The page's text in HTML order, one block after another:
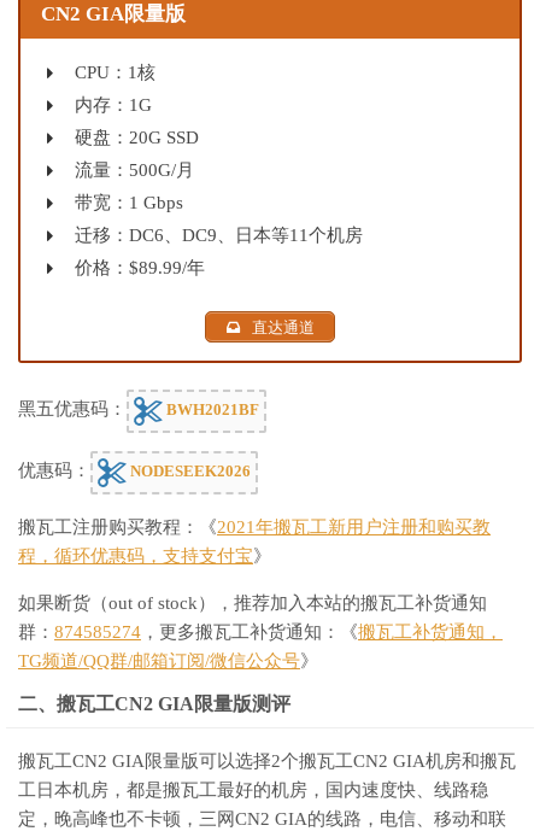
CN2 GIA限量版
CPU：1核
内存：1G
硬盘：20G SSD
流量：500G/月
带宽：1 Gbps
迁移：DC6、DC9、日本等11个机房
价格：$89.99/年
直达通道
黑五优惠码： BWH2021BF
优惠码： NODESEEK2026
搬瓦工注册购买教程：《2021年搬瓦工新用户注册和购买教
程，循环优惠码，支持支付宝》
如果断货（out of stock），推荐加入本站的搬瓦工补货通知
群： 874585274 ，更多搬瓦工补货通知：《搬瓦工补货通知，
TG频道/QQ群/邮箱订阅/微信公众号》
二、搬瓦工CN2 GIA限量版测评
搬瓦工CN2 GIA限量版可以选择2个搬瓦工CN2 GIA机房和搬瓦
工日本机房，都是搬瓦工最好的机房，国内速度快、线路稳
定，晚高峰也不卡顿，三网CN2 GIA的线路，电信、移动和联